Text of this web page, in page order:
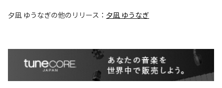
夕凪 ゆうなぎの他のリリース： 夕凪 ゆうなぎ